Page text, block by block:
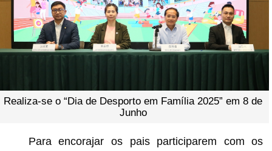
Realiza-se o “Dia de Desporto em Família 2025” em 8 de
Junho
Para encorajar os pais participarem com os